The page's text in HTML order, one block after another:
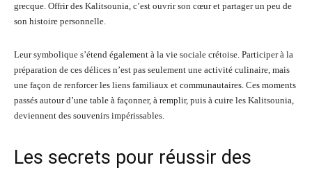
grecque. Offrir des Kalitsounia, c’est ouvrir son cœur et partager un peu de
son histoire personnelle.
Leur symbolique s’étend également à la vie sociale crétoise. Participer à la
préparation de ces délices n’est pas seulement une activité culinaire, mais
une façon de renforcer les liens familiaux et communautaires. Ces moments
passés autour d’une table à façonner, à remplir, puis à cuire les Kalitsounia,
deviennent des souvenirs impérissables.
Les secrets pour réussir des